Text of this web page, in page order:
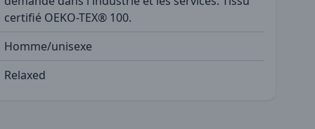
certifié OEKO-TEX® 100.
Homme/unisexe
Relaxed